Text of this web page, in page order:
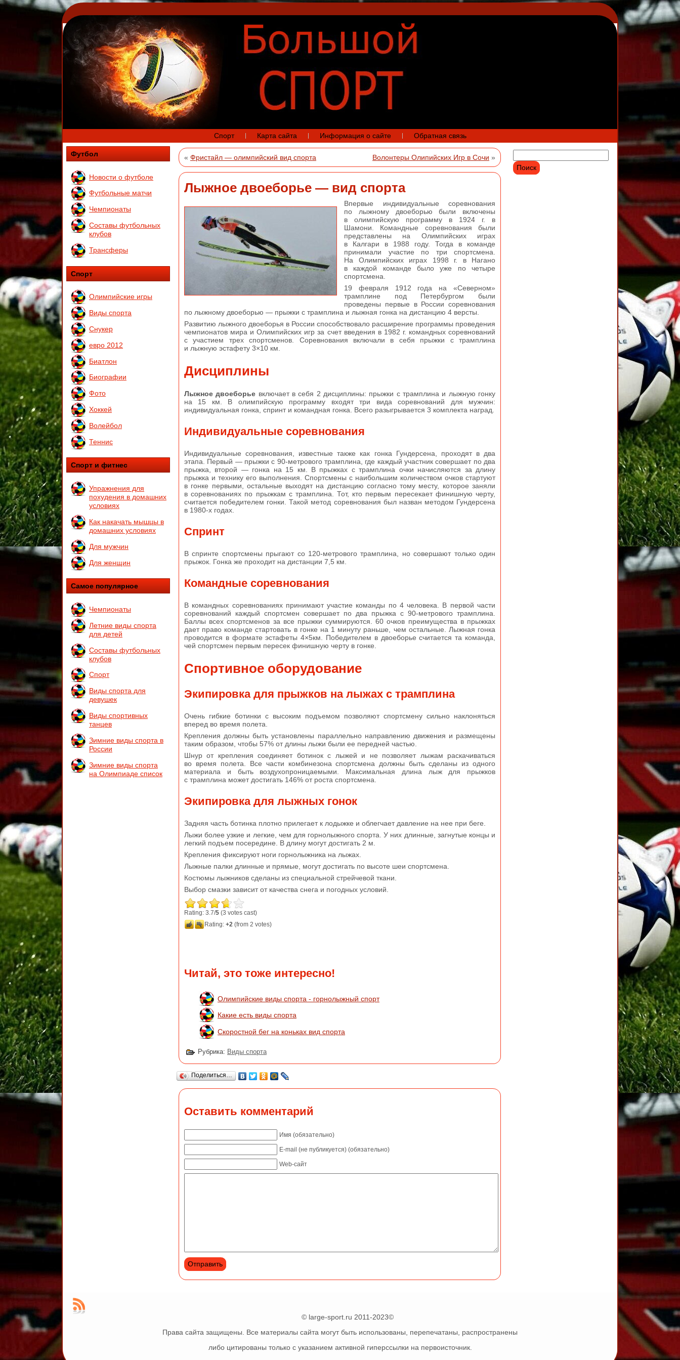
Спорт Карта сайта Информация о сайте Обратная связь
Футбол
Новости о футболе
Футбольные матчи
Чемпионаты
Составы футбольных
клубов
Трансферы
Спорт
Олимпийские игры
Виды спорта
Снукер
евро 2012
Биатлон
Биографии
Фото
Хоккей
Волейбол
Теннис
Спорт и фитнес
Упражнения для
похудения в домашних
условиях
Как накачать мышцы в
домашних условиях
Для мужчин
Для женщин
Самое популярное
Чемпионаты
Летние виды спорта
для детей
Составы футбольных
клубов
Спорт
Виды спорта для
девушек
Виды спортивных
танцев
Зимние виды спорта в
России
Зимние виды спорта
на Олимпиаде список
« Фристайл — олимпийский вид спорта Волонтеры Олипийских Игр в Сочи »
Лыжное двоеборье — вид спорта
Впервые индивидуальные соревнования
по лыжному двоеборью были включены
в олимпийскую программу в 1924 г. в
Шамони. Командные соревнования были
представлены на Олимпийских играх
в Калгари в 1988 году. Тогда в команде
принимали участие по три спортсмена.
На Олимпийских играх 1998 г. в Нагано
в каждой команде было уже по четыре
спортсмена.
19 февраля 1912 года на «Северном»
трамплине под Петербургом были
проведены первые в России соревнования
по лыжному двоеборью — прыжки с трамплина и лыжная гонка на дистанцию 4 версты.
Развитию лыжного двоеборья в России способствовало расширение программы проведения
чемпионатов мира и Олимпийских игр за счет введения в 1982 г. командных соревнований
с участием трех спортсменов. Соревнования включали в себя прыжки с трамплина
и лыжную эстафету 3×10 км.
Дисциплины
Лыжное двоеборье включает в себя 2 дисциплины: прыжки с трамплина и лыжную гонку
на 15 км. В олимпийскую программу входят три вида соревнований для мужчин:
индивидуальная гонка, спринт и командная гонка. Всего разыгрывается 3 комплекта наград.
Индивидуальные соревнования
Индивидуальные соревнования, известные также как гонка Гундерсена, проходят в два
этапа. Первый — прыжки с 90-метрового трамплина, где каждый участник совершает по два
прыжка, второй — гонка на 15 км. В прыжках с трамплина очки начисляются за длину
прыжка и технику его выполнения. Спортсмены с наибольшим количеством очков стартуют
в гонке первыми, остальные выходят на дистанцию согласно тому месту, которое заняли
в соревнованиях по прыжкам с трамплина. Тот, кто первым пересекает финишную черту,
считается победителем гонки. Такой метод соревнования был назван методом Гундерсена
в 1980-х годах.
Спринт
В спринте спортсмены прыгают со 120-метрового трамплина, но совершают только один
прыжок. Гонка же проходит на дистанции 7,5 км.
Командные соревнования
В командных соревнованиях принимают участие команды по 4 человека. В первой части
соревнований каждый спортсмен совершает по два прыжка с 90-метрового трамплина.
Баллы всех спортсменов за все прыжки суммируются. 60 очков преимущества в прыжках
дает право команде стартовать в гонке на 1 минуту раньше, чем остальные. Лыжная гонка
проводится в формате эстафеты 4×5км. Победителем в двоеборье считается та команда,
чей спортсмен первым пересек финишную черту в гонке.
Спортивное оборудование
Экипировка для прыжков на лыжах с трамплина
Очень гибкие ботинки с высоким подъемом позволяют спортсмену сильно наклоняться
вперед во время полета.
Крепления должны быть установлены параллельно направлению движения и размещены
таким образом, чтобы 57% от длины лыжи были ее передней частью.
Шнур от крепления соединяет ботинок с лыжей и не позволяет лыжам раскачиваться
во время полета. Все части комбинезона спортсмена должны быть сделаны из одного
материала и быть воздухопроницаемыми. Максимальная длина лыж для прыжков
с трамплина может достигать 146% от роста спортсмена.
Экипировка для лыжных гонок
Задняя часть ботинка плотно прилегает к лодыжке и облегчает давление на нее при беге.
Лыжи более узкие и легкие, чем для горнолыжного спорта. У них длинные, загнутые концы и
легкий подъем посередине. В длину могут достигать 2 м.
Крепления фиксируют ноги горнолыжника на лыжах.
Лыжные палки длинные и прямые, могут достигать по высоте шеи спортсмена.
Костюмы лыжников сделаны из специальной стрейчевой ткани.
Выбор смазки зависит от качества снега и погодных условий.
Rating: 3.7/5 (3 votes cast)
Rating: +2 (from 2 votes)
Читай, это тоже интересно!
Олимпийские виды спорта - горнолыжный спорт
Какие есть виды спорта
Скоростной бег на коньках вид спорта
Рубрика: Виды спорта
Поделиться…
Оставить комментарий
Имя (обязательно)
E-mail (не публикуется) (обязательно)
Web-сайт
© large-sport.ru 2011-2023©
Права сайта защищены. Все материалы сайта могут быть использованы, перепечатаны, распространены
либо цитированы только с указанием активной гиперссылки на первоисточник.